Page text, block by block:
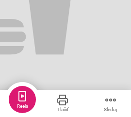
Tlačiť Sleduj
Reels